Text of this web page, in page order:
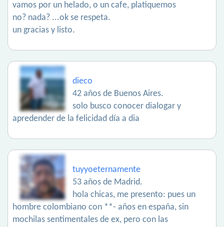
vamos por un helado, o un cafe, platiquemos
no? nada? ...ok se respeta.
un gracias y listo.
dieco
42 años de Buenos Aires.
solo busco conocer dialogar y
apredender de la felicidad día a dia
tuyyoeternamente
53 años de Madrid.
hola chicas, me presento: pues un
hombre colombiano con **- años en españa, sin
mochilas sentimentales de ex, pero con las